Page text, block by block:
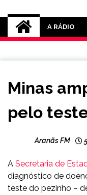
Rádio
A RÁDIO
GERAIS
Minas
pelo
Aranãs FM
A Secretaria de
diagnóstico de
teste do pezinho –